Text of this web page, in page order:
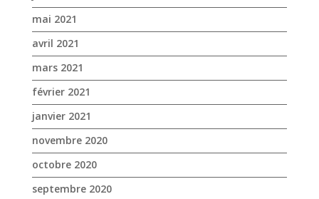
mai 2021
avril 2021
mars 2021
février 2021
janvier 2021
novembre 2020
octobre 2020
septembre 2020